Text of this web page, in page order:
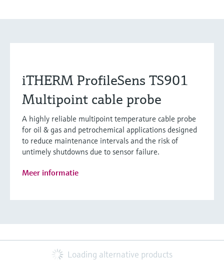
iTHERM ProfileSens TS901
Multipoint cable probe
A highly reliable multipoint temperature cable probe
for oil & gas and petrochemical applications designed
to reduce maintenance intervals and the risk of
untimely shutdowns due to sensor failure.
Meer informatie
Loading alternative products